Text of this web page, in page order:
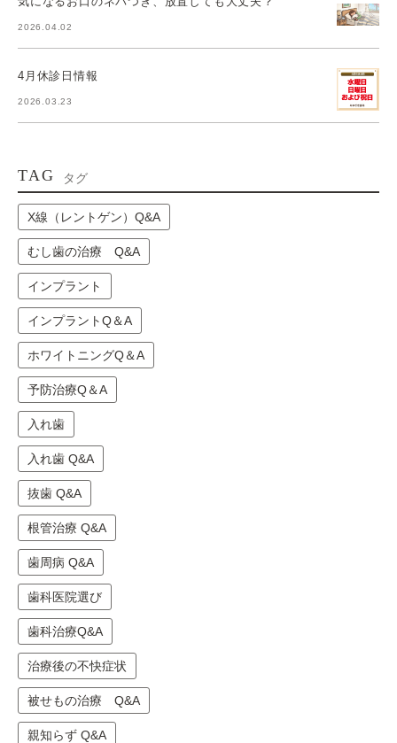
2026.04.02
4月休診日情報
2026.03.23
TAG タグ
X線（レントゲン）Q&A
むし歯の治療 Q&A
インプラント
インプラントQ＆A
ホワイトニングQ＆A
予防治療Q＆A
入れ歯
入れ歯 Q&A
抜歯 Q&A
根管治療 Q&A
歯周病 Q&A
歯科医院選び
歯科治療Q&A
治療後の不快症状
被せもの治療 Q&A
親知らず Q&A